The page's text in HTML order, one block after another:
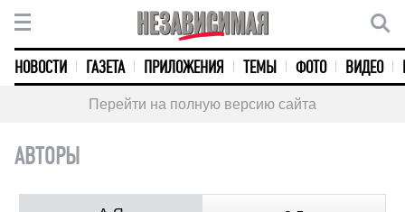
НОВОСТИ ГАЗЕТА ПРИЛОЖЕНИЯ ТЕМЫ ФОТО ВИДЕО
Перейти на полную версию сайта
АВТОРЫ